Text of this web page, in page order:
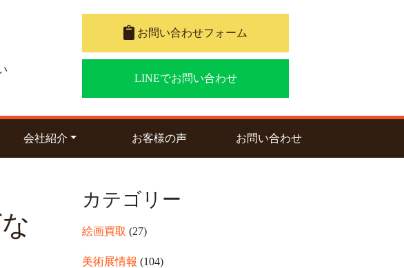
お問い合わせフォーム
LINEでお問い合わせ
会社紹介(current) お客様の声 お問い合わせ
カテゴリー
絵画買取 (27)
美術展情報 (104)